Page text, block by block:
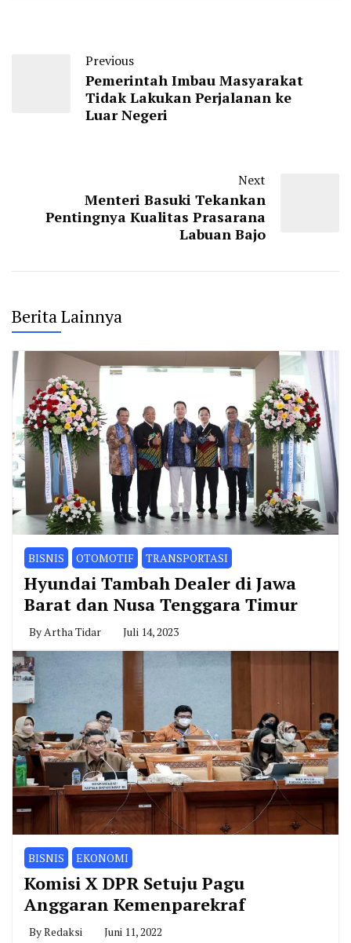
Previous
Pemerintah Imbau Masyarakat
Tidak Lakukan Perjalanan ke
Luar Negeri
Next
Menteri Basuki Tekankan
Pentingnya Kualitas Prasarana
Labuan Bajo
Berita Lainnya
BISNIS OTOMOTIF TRANSPORTASI
Hyundai Tambah Dealer di Jawa
Barat dan Nusa Tenggara Timur
ByArtha Tidar Juli 14, 2023
BISNIS EKONOMI
Komisi X DPR Setuju Pagu
Anggaran Kemenparekraf
ByRedaksi Juni 11, 2022